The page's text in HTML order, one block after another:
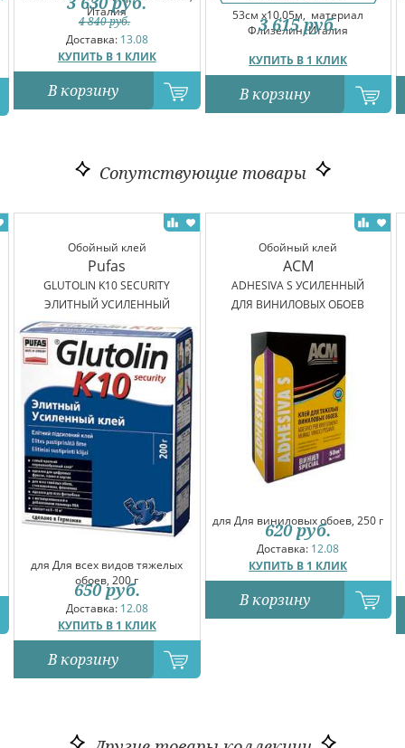
Италия
Доставка: 13.08
КУПИТЬ В 1 КЛИК
4 840руб.
В корзину
53см x10.05м, материал
Флизелин, Италия
КУПИТЬ В 1 КЛИК
3 615 руб.
В корзину
Сопутствующие товары
Обойный клей
Pufas
GLUTOLIN K10 SECURITY
ЭЛИТНЫЙ УСИЛЕННЫЙ
для Для всех видов тяжелых
обоев, 200 г
Доставка: 12.08
КУПИТЬ В 1 КЛИК
650 руб.
В корзину
Обойный клей
ACM
ADHESIVA S УСИЛЕННЫЙ
ДЛЯ ВИНИЛОВЫХ ОБОЕВ
для Для виниловых обоев, 250 г
Доставка: 12.08
КУПИТЬ В 1 КЛИК
620 руб.
В корзину